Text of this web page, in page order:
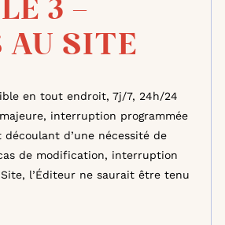
3 –
AU SITE
en tout endroit, 7j/7, 24h/24
interruption programmée
d’une nécessité de
de modification, interruption
l’Éditeur ne saurait être tenu